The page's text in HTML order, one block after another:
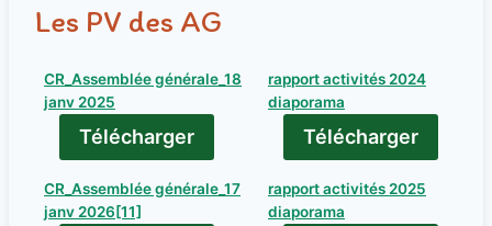
Les PV des AG
CR_Assemblée générale_18
janv 2025
Télécharger
rapport activités 2024
diaporama
Télécharger
CR_Assemblée générale_17
janv 2026[11]
rapport activités 2025
diaporama